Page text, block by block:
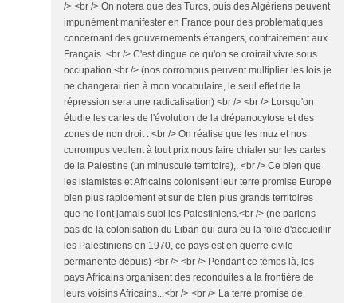
/> <br /> On notera que des Turcs, puis des Algériens peuvent
impunément manifester en France pour des problématiques
concernant des gouvernements étrangers, contrairement aux
Français. <br /> C'est dingue ce qu'on se croirait vivre sous
occupation.<br /> (nos corrompus peuvent multiplier les lois je
ne changerai rien à mon vocabulaire, le seul effet de la
répression sera une radicalisation) <br /> <br /> Lorsqu'on
étudie les cartes de l'évolution de la drépanocytose et des
zones de non droit : <br /> On réalise que les muz et nos
corrompus veulent à tout prix nous faire chialer sur les cartes
de la Palestine (un minuscule territoire),. <br /> Ce bien que
les islamistes et Africains colonisent leur terre promise Europe
bien plus rapidement et sur de bien plus grands territoires
que ne l'ont jamais subi les Palestiniens.<br /> (ne parlons
pas de la colonisation du Liban qui aura eu la folie d'accueillir
les Palestiniens en 1970, ce pays est en guerre civile
permanente depuis) <br /> <br /> Pendant ce temps là, les
pays Africains organisent des reconduites à la frontière de
leurs voisins Africains...<br /> <br /> La terre promise de